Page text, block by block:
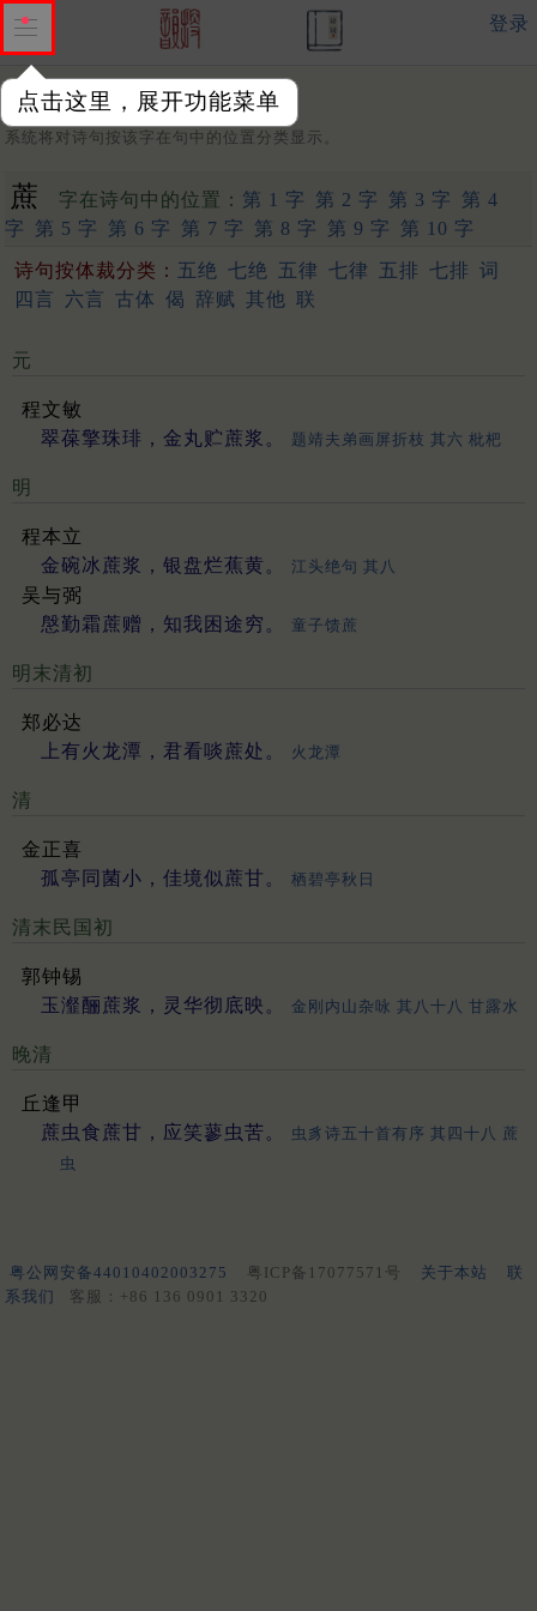
点击这里，展开功能菜单
登录
字：
系统将对诗句按该字在句中的位置分类显示。
蔗 字在诗句中的位置： 第 1 字 第 2 字 第 3 字
第 4
字
第 5 字 第 6 字 第 7 字 第 8 字 第 9 字 第 10 字
诗句按体裁分类： 五绝 七绝 五律 七律 五排 七排 词
四言
六言 古体 偈 辞赋 其他 联
元
程文敏
翠葆擎珠琲，金丸贮蔗浆。
题靖夫弟画屏折枝 其六 枇杷
明
程本立
金碗冰蔗浆，银盘烂蕉黄。
江头绝句 其八
吴与弼
慇勤霜蔗赠，知我困途穷。
童子馈蔗
明末清初
郑必达
上有火龙潭，君看啖蔗处。
火龙潭
清
金正喜
孤亭同菌小，佳境似蔗甘。
栖碧亭秋日
清末民国初
郭钟锡
玉瀣酾蔗浆，灵华彻底映。
金刚内山杂咏 其八十八 甘露水
晚清
丘逢甲
蔗虫食蔗甘，应笑蓼虫苦。
虫豸诗五十首有序 其四十八 蔗
虫
粤公网安备44010402003275 粤ICP备17077571号 关于本站
联
系我们
客服：+86 136 0901 3320